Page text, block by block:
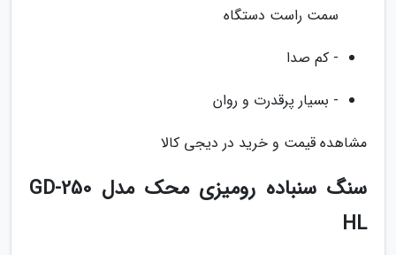
سمت راست دستگاه
- کم صدا
- بسیار پرقدرت و روان
مشاهده قیمت و خرید در دیجی کالا
سنگ سنباده رومیزی محک مدل GD-250
HL